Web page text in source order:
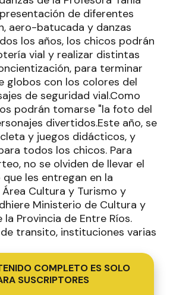
de diferentes
aero-batucada y danzas
los años, los chicos podrán
vial y realizar distintas
para terminar
globos con los colores del
de seguridad vial.Como
podrán tomarse "la foto del
divertidos.Este año, se
y juegos didácticos, y
todos los chicos. Para
no se olviden de llevar el
les entregan en la
Área Cultura y Turismo y
Ministerio de Cultura y
Provincia de Entre Ríos.
transito, instituciones varias
COMPLETO ES SOLO
SUSCRIPTORES